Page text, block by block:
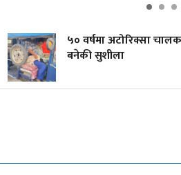
५० वर्षमा अटोरिक्सा चालक
बनेकी सुशीला